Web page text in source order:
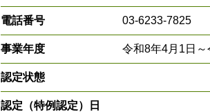
電話番号 03-6233-7825
事業年度 令和8年4月1日～
認定状態
認定（特例認定）日